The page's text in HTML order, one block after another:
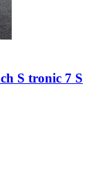
S tronic 7 S